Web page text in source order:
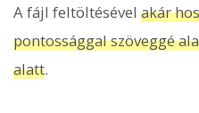
A fájl feltöltésével akár
pontossággal szöveggé
alatt.